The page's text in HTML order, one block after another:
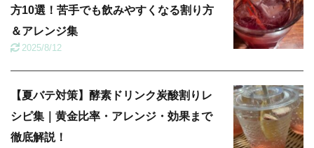
方10選！苦手でも飲みやすくなる割り方
＆アレンジ集
2025/8/12
【夏バテ対策】酵素ドリンク炭酸割りレ
シピ集｜黄金比率・アレンジ・効果まで
徹底解説！